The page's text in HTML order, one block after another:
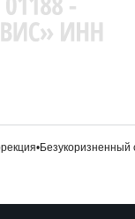
•Безукоризненный